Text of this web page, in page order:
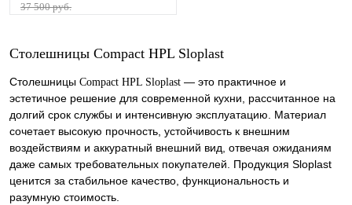
37 500 руб.
Столешницы Compact HPL Sloplast
Столешницы Compact HPL Sloplast — это практичное и
эстетичное решение для современной кухни, рассчитанное на
долгий срок службы и интенсивную эксплуатацию. Материал
сочетает высокую прочность, устойчивость к внешним
воздействиям и аккуратный внешний вид, отвечая ожиданиям
даже самых требовательных покупателей. Продукция Sloplast
ценится за стабильное качество, функциональность и
разумную стоимость.